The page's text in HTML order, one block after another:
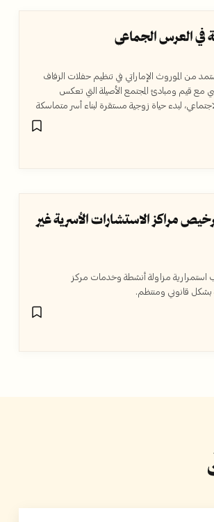
في العرس الجماعي
من الموروث الإماراتي في تنظيم حفلات الزفاف
مع قيم ومبادئ المجتمع الأصيلة التي تعكس
لبدء حياة زوجية مستقرة لبناء أسر متماسكة
مراكز الاستشارات الأسرية غير
مزاولة أنشطة وخدمات مركز
بشكل قانوني ومنتظم.